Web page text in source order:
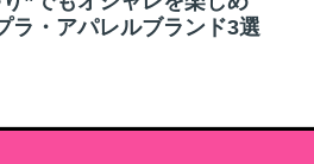
ラ・アパレルブランド3選